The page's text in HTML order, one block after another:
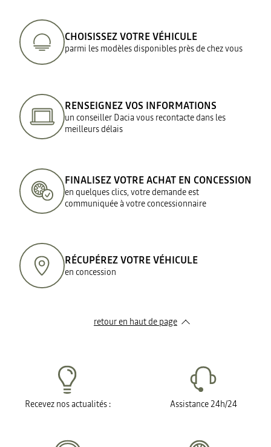
CHOISISSEZ VOTRE VÉHICULE
parmi les modèles disponibles près de chez vous
RENSEIGNEZ VOS INFORMATIONS
un conseiller Dacia vous recontacte dans les
meilleurs délais
FINALISEZ VOTRE ACHAT EN CONCESSION
en quelques clics, votre demande est
communiquée à votre concessionnaire
RÉCUPÉREZ VOTRE VÉHICULE
en concession
retour en haut de page​
Recevez nos actualités : Assistance 24h/24